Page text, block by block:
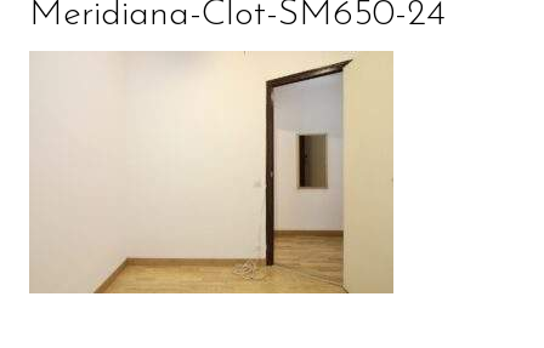
Meridiana-Clot-SM650-24